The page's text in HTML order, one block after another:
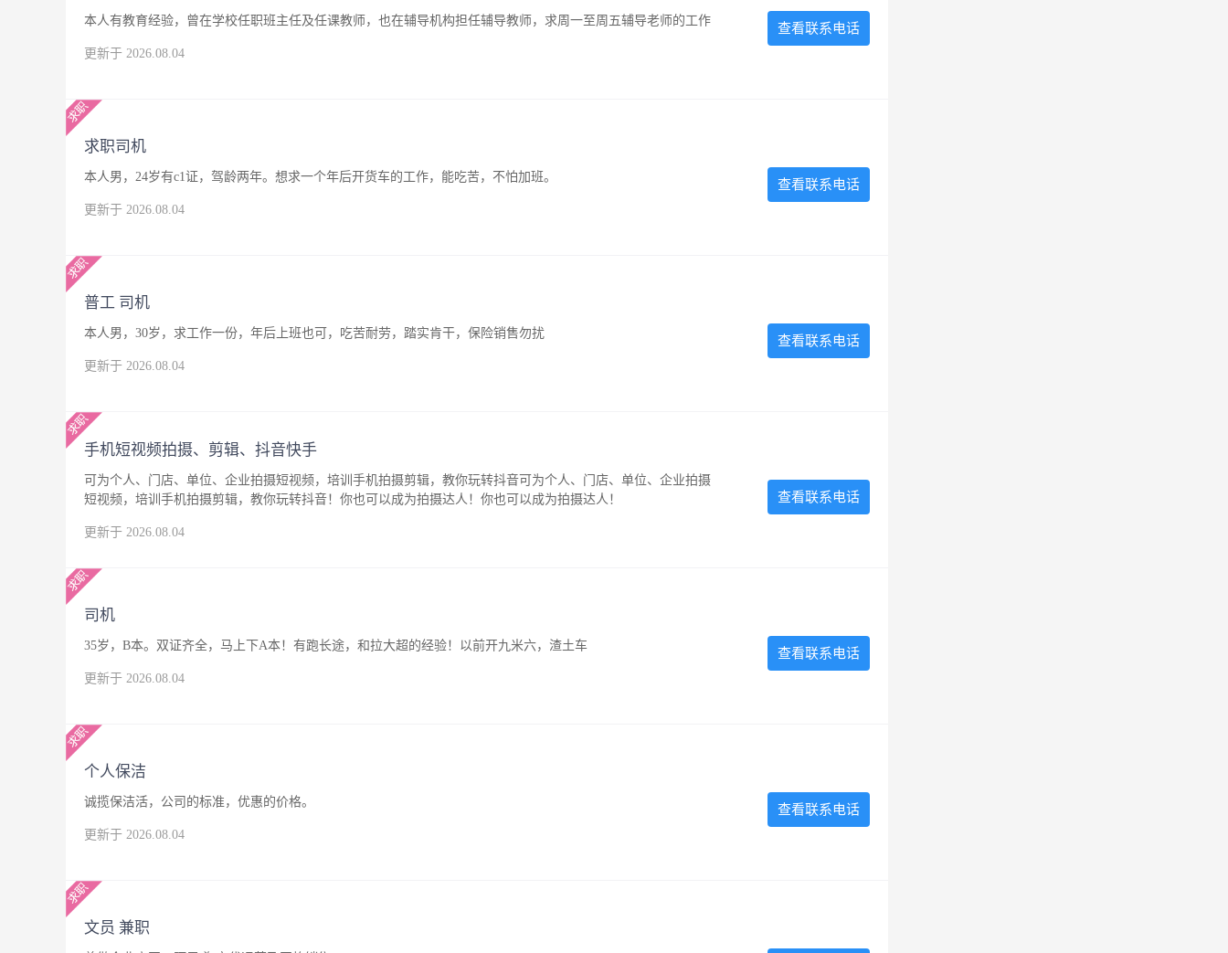
本人有教育经验，曾在学校任职班主任及任课教师，也在辅导机构担任辅导教师，求周一至周五辅导老师的工作
更新于 2026.08.04
查看联系电话
求职司机
本人男，24岁有c1证，驾龄两年。想求一个年后开货车的工作，能吃苦，不怕加班。
更新于 2026.08.04
查看联系电话
普工 司机
本人男，30岁，求工作一份，年后上班也可，吃苦耐劳，踏实肯干，保险销售勿扰
更新于 2026.08.04
查看联系电话
手机短视频拍摄、剪辑、抖音快手
可为个人、门店、单位、企业拍摄短视频，培训手机拍摄剪辑，教你玩转抖音可为个人、门店、单位、企业拍摄
短视频，培训手机拍摄剪辑，教你玩转抖音！你也可以成为拍摄达人！你也可以成为拍摄达人！
更新于 2026.08.04
查看联系电话
司机
35岁，B本。双证齐全，马上下A本！有跑长途，和拉大超的经验！以前开九米六，渣土车
更新于 2026.08.04
查看联系电话
个人保洁
诚揽保洁活，公司的标准，优惠的价格。
更新于 2026.08.04
查看联系电话
文员 兼职